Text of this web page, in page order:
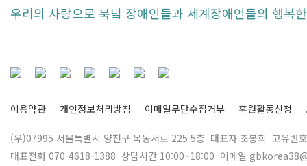
우리의 사랑으로 북녘 장애인들과 세계장애인들의 행복
이용약관 개인정보처리방침 이메일무단수집거부 후원활동신청
(우)07995 서울특별시 양천구 목동서로 225 5층 대표자 조봉희 고유번
대표전화 070-4618-1388 상담시간 10:00~18:00 이메일